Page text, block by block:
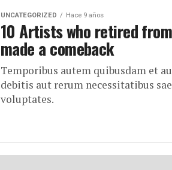
UNCATEGORIZED Hace 9 años
10 Artists who retired
made a comeback
Temporibus autem quibusdam et
debitis aut rerum necessitatibus
voluptates.